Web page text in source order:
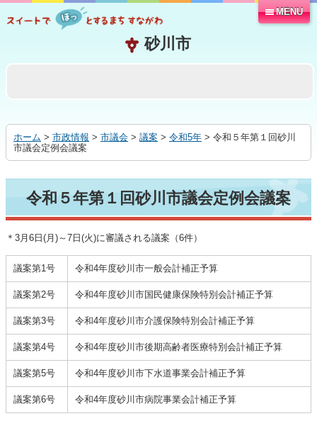
る
MENU
ホーム > 市政情報 > 市議会 > 議案 > 令和5年 > 令和５年第１回砂川
市議会定例会議案
令和５年第１回砂川市議会定例会議案
＊3月6日(月)～7日(火)に審議される議案（6件）
議案第1号 令和4年度砂川市一般会計補正予算
議案第2号 令和4年度砂川市国民健康保険特別会計補正予算
議案第3号 令和4年度砂川市介護保険特別会計補正予算
議案第4号 令和4年度砂川市後期高齢者医療特別会計補正予算
議案第5号 令和4年度砂川市下水道事業会計補正予算
議案第6号 令和4年度砂川市病院事業会計補正予算